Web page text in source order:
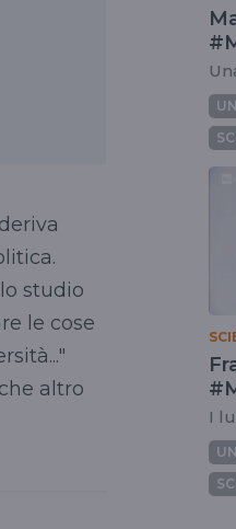
studio
le cose
altro
I